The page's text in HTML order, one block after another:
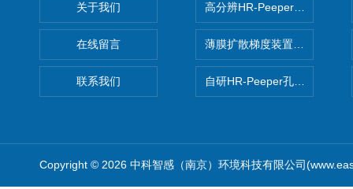
关于我们
在线留言
联系我们
高分辨HR-Peeper采样器孔隙
薄膜扩散梯度装置 Agl DGT
自研HR-Peeper孔隙水采样器
Copyright © 2026 中科智感（南京）环境科技有限公司